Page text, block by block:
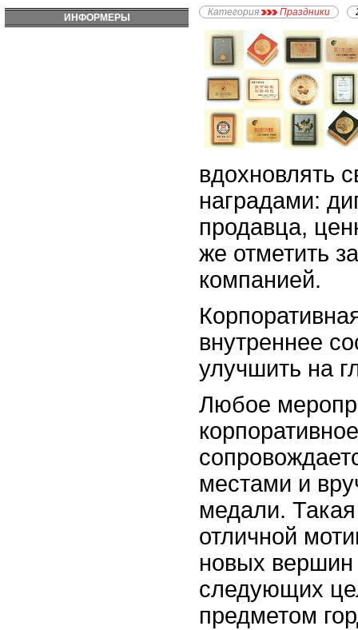
ИНФОРМЕРЫ Категория Праздники
вдохновлять
наградами:
продавца,
же отметить
компанией.
внутреннее
улучшить на
Любое
местами и
медали.
отличной
новых
следующих
предметом